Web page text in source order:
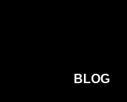
BLOG